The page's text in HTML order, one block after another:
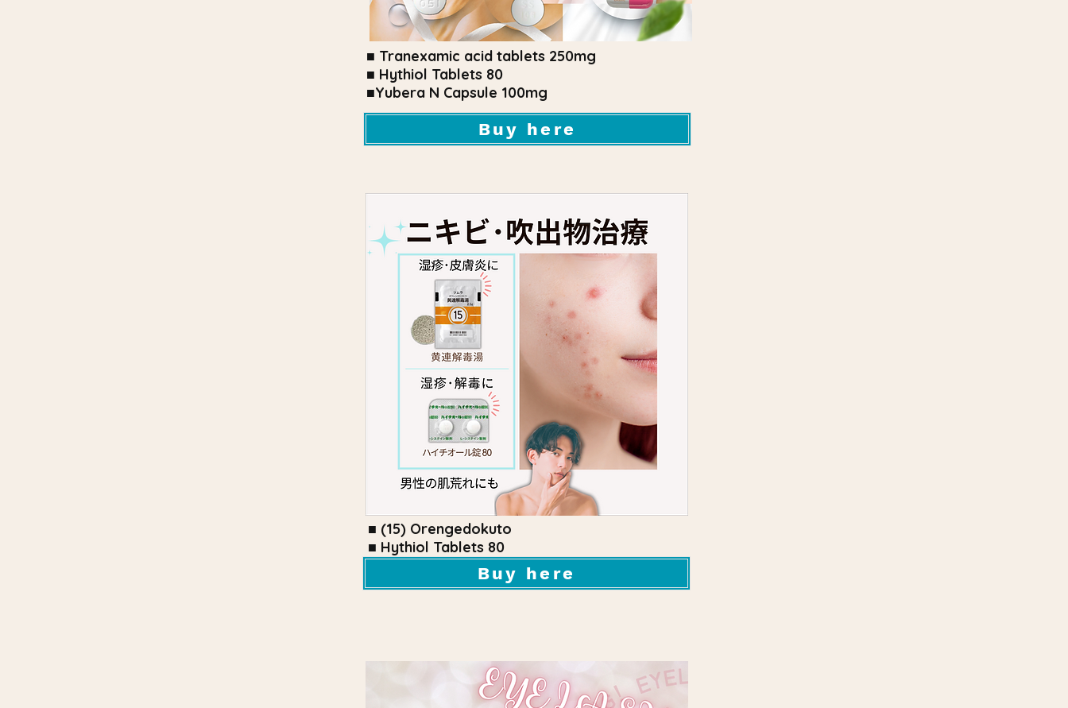
Buy here
■ Tranexamic acid tablets 250mg
■ Hythiol Tablets 80
■Yubera N Capsule 100mg
■ (15) Orengedokuto
■ Hythiol Tablets 80
Buy here